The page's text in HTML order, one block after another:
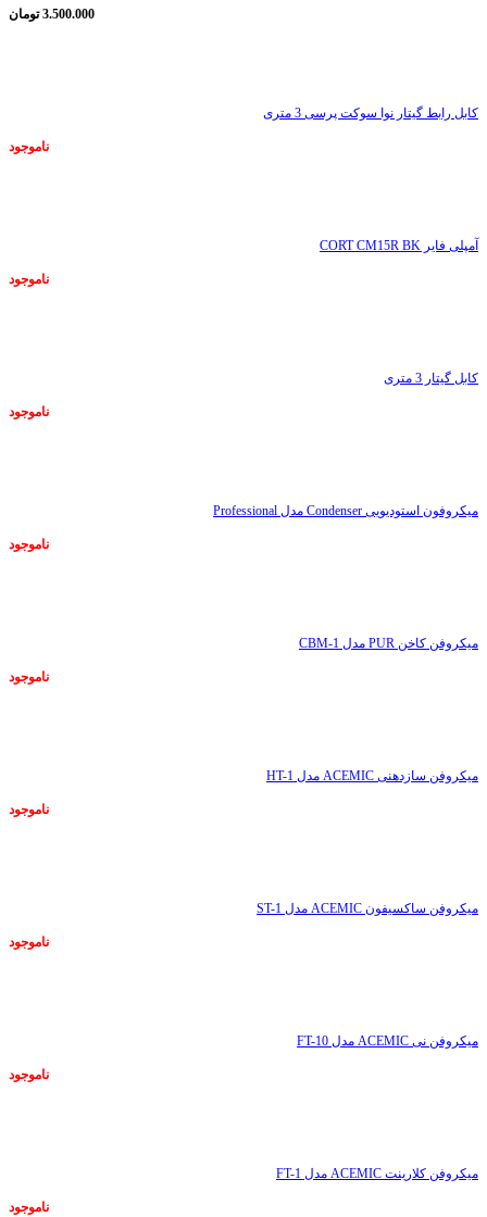
3.500.000 تومان
کابل رابط گیتار نوا سوکت پرسی 3 متری
ناموجود
آمپلی فایر CORT CM15R BK
ناموجود
کابل گیتار 3 متری
ناموجود
میکروفون استودیویی Condenser مدل Professional
ناموجود
میکروفن کاخن PUR مدل CBM-1
ناموجود
میکروفن سازدهنی ACEMIC مدل HT-1
ناموجود
میکروفن ساکسیفون ACEMIC مدل ST-1
ناموجود
میکروفن نی ACEMIC مدل FT-10
ناموجود
میکروفن کلارینت ACEMIC مدل FT-1
ناموجود